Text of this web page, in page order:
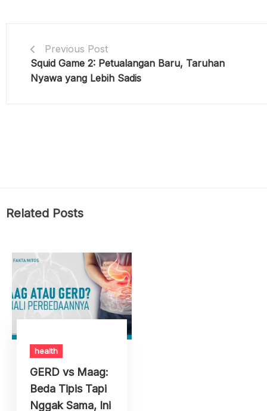
Previous Post
Squid Game 2: Petualangan Baru, Taruhan
Nyawa yang Lebih Sadis
Related Posts
health
GERD vs Maag:
Beda Tipis Tapi
Nggak Sama, Ini